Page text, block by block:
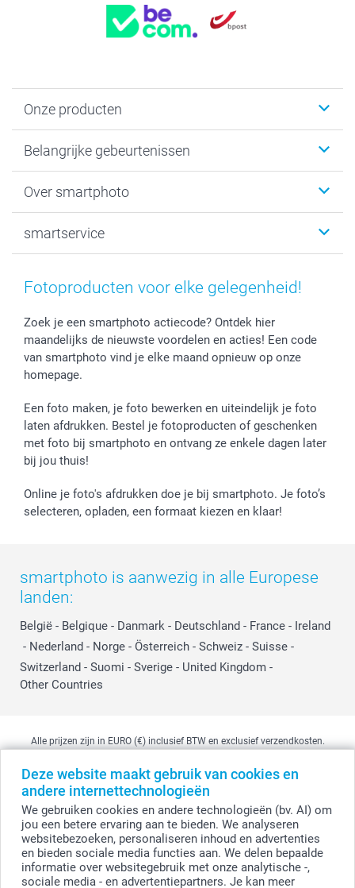
Deze website maakt gebruik van cookies en
andere internettechnologieën
We gebruiken cookies en andere technologieën (bv. AI) om
jou een betere ervaring aan te bieden. We analyseren
websitebezoeken, personaliseren inhoud en advertenties
en bieden sociale media functies aan. We delen bepaalde
informatie over websitegebruik met onze analytische -,
sociale media - en advertentiepartners. Je kan meer
Onze producten
Fotogeschenken
Fotoprints, Fotoposter & Fotoalbum met fotoprints
MyNameBook
Stickers en Etiketten
Fotokaders, Decoratie en Snoepjes
Fotokalenders & Fotoagenda's
Belangrijke gebeurtenissen
Baby
Communie- en Lentefeest
Geschenken voor hem
Afstuderen
Moederdag
Vaderdag
Verjaardag
Geboorte
Over smartphoto
Duurzaamheid
Voorwaarden
Herroepingsrecht
Klachtenregeling
Wettelijke garantie
Privacybeleid
Cookiebeleid
Prijslijst
Jobs & Stages
Investor Relations
smartservice
smartgarantie
smartbonus
Betalingsmogelijkheden
Grote bestellingen
Levering
Mijn orderstatus
smartfriends
Fotoproducten voor elke gelegenheid!
Zoek je een smartphoto actiecode? Ontdek hier
maandelijks de nieuwste voordelen en acties! Een code
van smartphoto vind je elke maand opnieuw op onze
homepage.
Een foto maken, je foto bewerken en uiteindelijk je foto
laten afdrukken. Bestel je fotoproducten of geschenken
met foto bij smartphoto en ontvang ze enkele dagen later
bij jou thuis!
Online je foto's afdrukken doe je bij smartphoto. Je foto’s
selecteren, opladen, een formaat kiezen en klaar!
smartphoto is aanwezig in alle Europese
landen:
België - Belgique - Danmark - Deutschland - France - Ireland
- Nederland - Norge - Österreich - Schweiz - Suisse -
Switzerland - Suomi - Sverige - United Kingdom -
Other Countries
© smartphoto group. Alle rechten voorbehouden
smartphoto group NV.
Kwatrechtsteenweg 160, 9230 Wetteren, België
BTW-nummer BE 0405.706.755
Ondernemingsnummer 0405.706.755.
Bankgegevens: IBAN BE71 2850 2711 5569 - BIC: GEBABEBB
Alle prijzen zijn in EURO (€) inclusief BTW en exclusief verzendkosten.